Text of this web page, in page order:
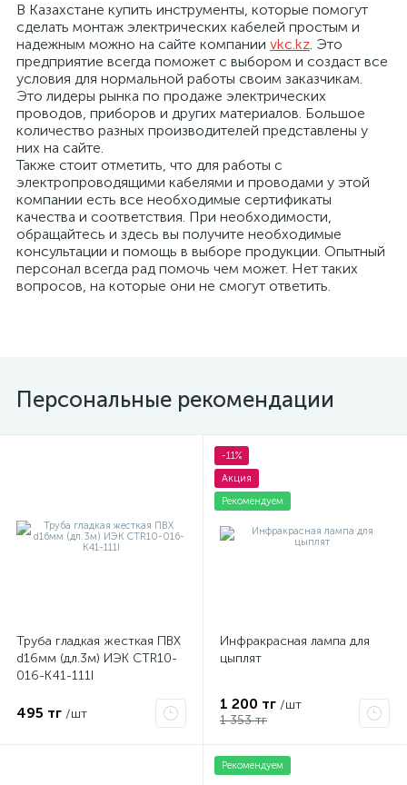
В Казахстане купить инструменты, которые помогут
сделать монтаж электрических кабелей простым и
надежным можно на сайте компании vkc.kz. Это
предприятие всегда поможет с выбором и создаст все
условия для нормальной работы своим заказчикам.
Это лидеры рынка по продаже электрических
проводов, приборов и других материалов. Большое
количество разных производителей представлены у
них на сайте.
Также стоит отметить, что для работы с
электропроводящими кабелями и проводами у этой
компании есть все необходимые сертификаты
качества и соответствия. При необходимости,
обращайтесь и здесь вы получите необходимые
консультации и помощь в выборе продукции. Опытный
персонал всегда рад помочь чем может. Нет таких
вопросов, на которые они не смогут ответить.
Персональные рекомендации
Труба гладкая жесткая ПВХ
d16мм (дл.3м) ИЭК CTR10-
016-K41-111I
495 тг /шт
-11%
Акция
Рекомендуем
Инфракрасная лампа для
цыплят
1 200 тг /шт
1 353 тг
Рекомендуем